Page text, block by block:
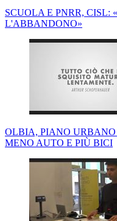
SCUOLA E PNRR, CISL:
L'ABBANDONO»
OLBIA, PIANO
MENO AUTO E PIÙ BICI